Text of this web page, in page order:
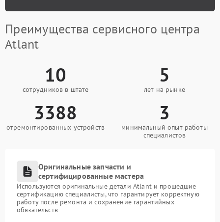
Преимущества сервисного центра
Atlant
10
сотрудников в штате
5
лет на рынке
3388
отремонтированных устройств
3
минимальный опыт работы
специалистов
Оригинальные запчасти и
сертифицированные мастера
Используются оригинальные детали Atlant и прошедшие
сертификацию специалисты, что гарантирует корректную
работу после ремонта и сохранение гарантийных
обязательств